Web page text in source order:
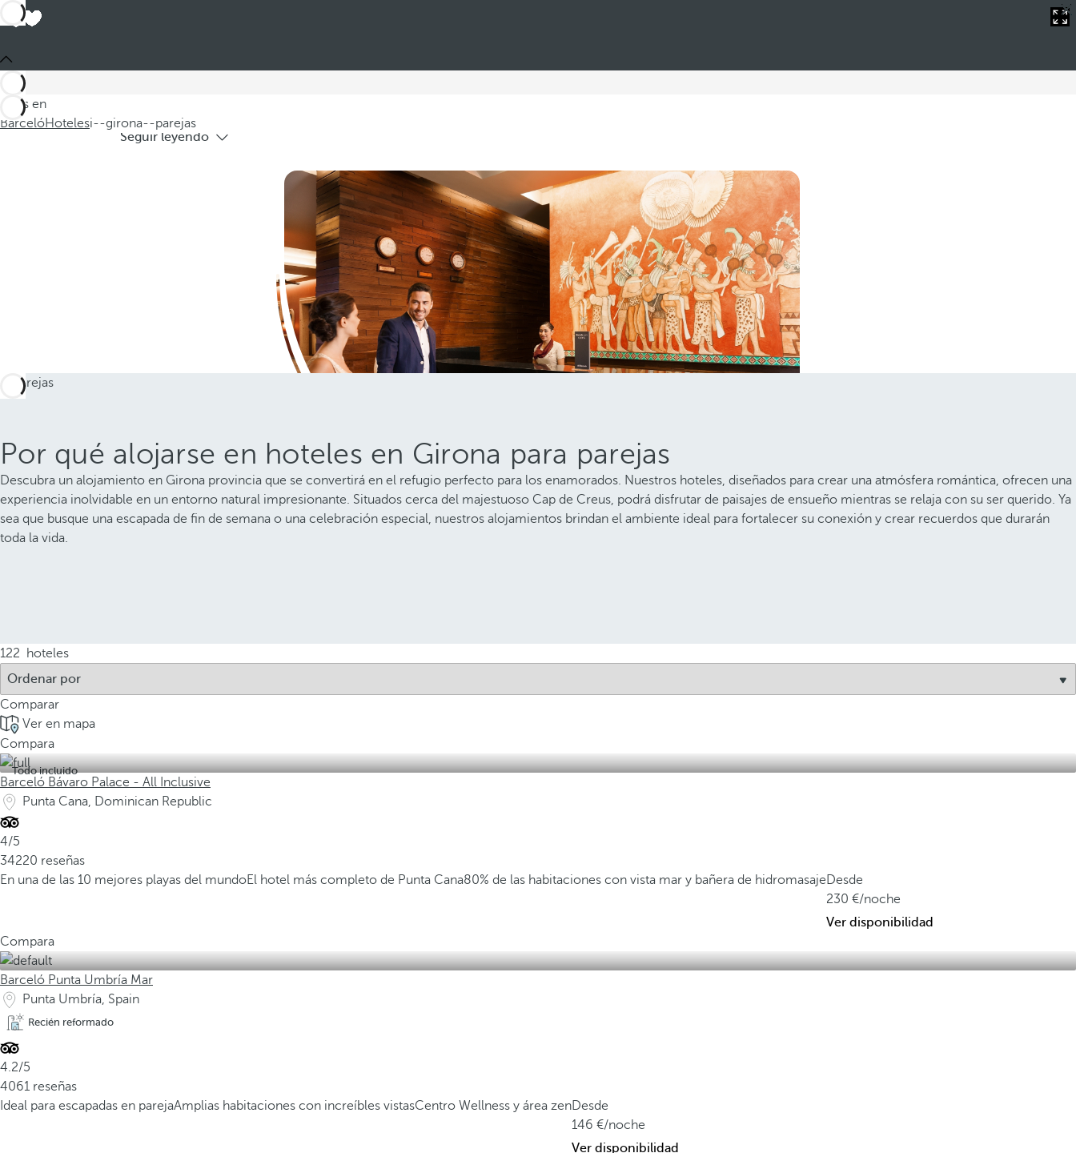
Estás en
BarcelóHotelesi--girona--parejas
Hoteles en Girona para parejas
Seguir leyendo
Por qué alojarse en hoteles en Girona para parejas
Descubra un alojamiento en Girona provincia que se convertirá en el refugio perfecto para los enamorados. Nuestros hoteles, diseñados para crear una atmósfera romántica, ofrecen una
experiencia inolvidable en un entorno natural impresionante. Situados cerca del majestuoso Cap de Creus, podrá disfrutar de paisajes de ensueño mientras se relaja con su ser querido. Ya
sea que busque una escapada de fin de semana o una celebración especial, nuestros alojamientos brindan el ambiente ideal para fortalecer su conexión y crear recuerdos que durarán
toda la vida.
122 hoteles
Comparar
Ver en mapa
Compara
Todo incluido
Barceló Bávaro Palace - All Inclusive
Punta Cana, Dominican Republic
4/5
34220 reseñas
En una de las 10 mejores playas del mundoEl hotel más completo de Punta Cana80% de las habitaciones con vista mar y bañera de hidromasajeDesde
230
/noche
Ver disponibilidad
Compara
Barceló Punta Umbría Mar
Punta Umbría, Spain
Recién reformado
4.2/5
4061 reseñas
Ideal para escapadas en parejaAmplias habitaciones con increíbles vistasCentro Wellness y área zenDesde
146
/noche
Ver disponibilidad